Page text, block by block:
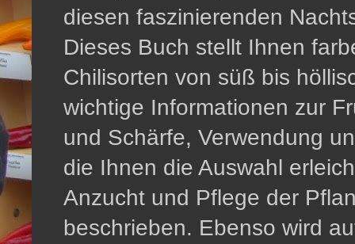
diesen faszinierenden
Dieses Buch stellt Ihnen
Chilisorten von süß bis
wichtige Informationen zur
und Schärfe, Verwendung
die Ihnen die Auswahl
Anzucht und Pflege der
beschrieben. Ebenso wird